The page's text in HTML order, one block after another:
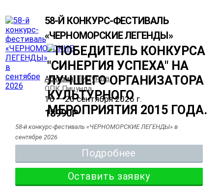
58-Й КОНКУРС-ФЕСТИВАЛЬ
«ЧЕРНОМОРСКИЕ ЛЕГЕНДЫ»
Абхазия, Пицунда,
ОПК Пицунда
16 — 20 сентября 2026 г.
18990Р
58-й конкурс-фестиваль «ЧЕРНОМОРСКИЕ ЛЕГЕНДЫ» в
сентябре 2026
Подробнее
Оставить заявку